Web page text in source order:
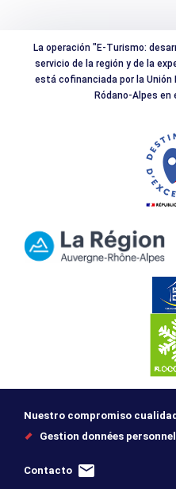
La operación "E-Turismo:
servicio de la región y de la
está cofinanciada por la Unión
Ródano-Alpes en
Nuestro compromiso cualidad
Gestion données
Contacto